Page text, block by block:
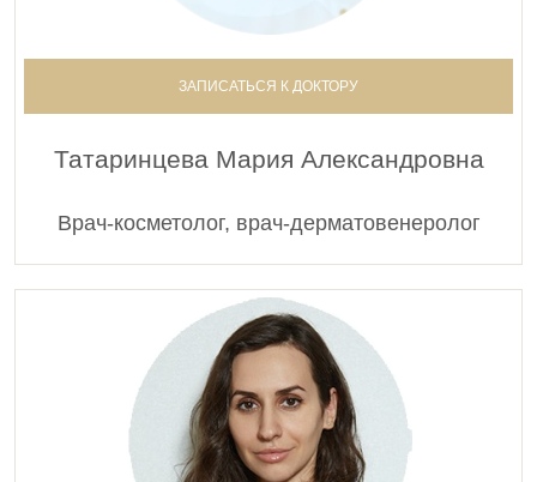
ЗАПИСАТЬСЯ К ДОКТОРУ
Татаринцева Мария Александровна
Врач-косметолог, врач-дерматовенеролог